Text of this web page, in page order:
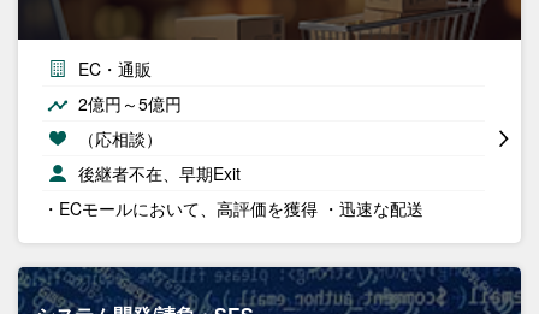
EC・通販
2億円～5億円
（応相談）
後継者不在、早期Exit
・ECモールにおいて、高評価を獲得 ・迅速な配送